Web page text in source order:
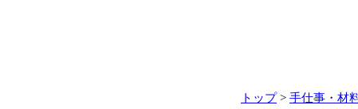
トップ> 手仕事・材